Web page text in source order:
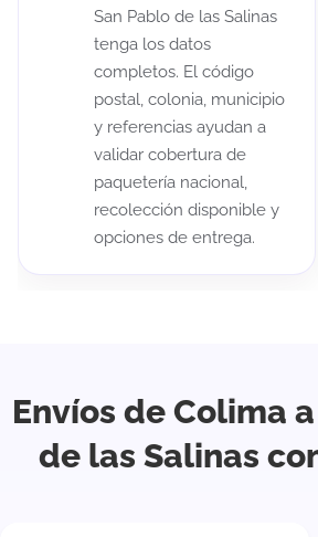
San Pablo de las Salinas
tenga los datos
completos. El código
postal, colonia, municipio
y referencias ayudan a
validar cobertura de
paquetería nacional,
recolección disponible y
opciones de entrega.
Envíos de Colima
de las Salinas